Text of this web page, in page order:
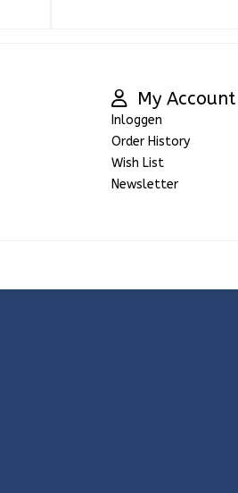
My Account
Inloggen
Order History
Wish List
Newsletter